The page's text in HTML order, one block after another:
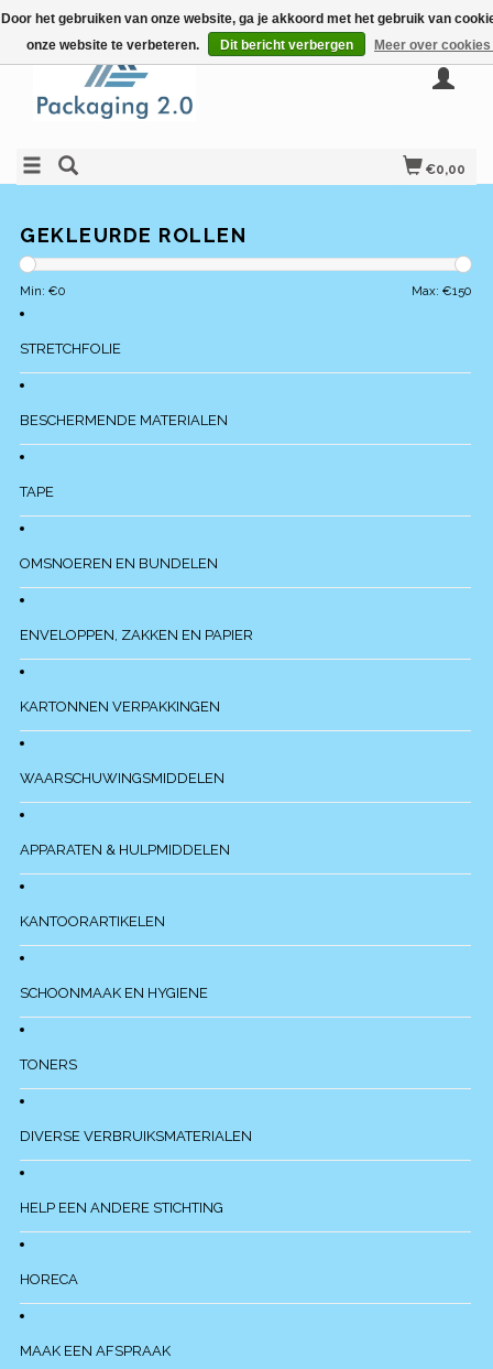
€0,00
GEKLEURDE ROLLEN
Min: €0 Max: €150
STRETCHFOLIE
BESCHERMENDE MATERIALEN
TAPE
OMSNOEREN EN BUNDELEN
ENVELOPPEN, ZAKKEN EN PAPIER
KARTONNEN VERPAKKINGEN
WAARSCHUWINGSMIDDELEN
APPARATEN & HULPMIDDELEN
KANTOORARTIKELEN
SCHOONMAAK EN HYGIENE
TONERS
DIVERSE VERBRUIKSMATERIALEN
HELP EEN ANDERE STICHTING
HORECA
MAAK EEN AFSPRAAK
Door het gebruiken van onze website, ga je akkoord met het gebruik van
onze website te verbeteren.
Dit bericht verbergen Meer over cookies